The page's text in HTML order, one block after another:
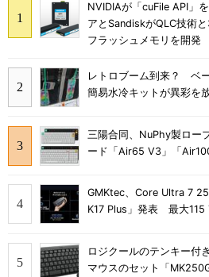
NVIDIAが「cuFile API」
アとSandiskがQLC技術
フラッシュメモリを開発
レトロブーム到来？ ベ
簡易水冷キットが異彩を
三陽合同、NuPhy製ロー
ード「Air65 V3」「
GMKtec、Core Ultra 7
K17 Plus」発表 最大115
ロジクールのテンキー付
マウスのセット「